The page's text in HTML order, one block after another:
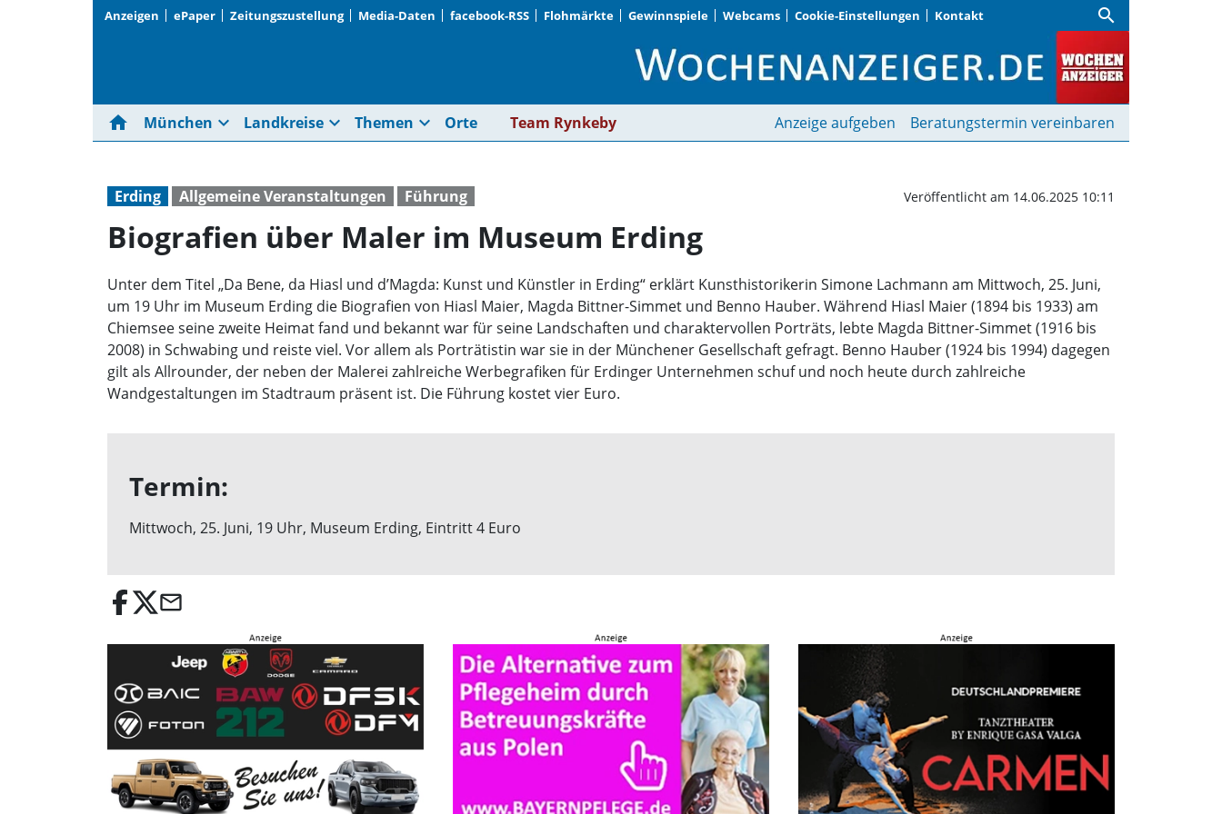
Anzeigen ePaper Zeitungszustellung Media-Daten facebook-RSS Flohmärkte Gewinnspiele Webcams Cookie-Einstellungen Kontakt search
Biografien über Maler im Museum Erding |
home München expand_more Landkreise expand_more Themen expand_more Orte Team Rynkeby Anzeige aufgeben Beratungstermin vereinbaren
Erding Allgemeine Veranstaltungen Führung Veröffentlicht am 14.06.2025 10:11
Biografien über Maler im Museum Erding
Unter dem Titel „Da Bene, da Hiasl und d’Magda: Kunst und Künstler in Erding“ erklärt Kunsthistorikerin Simone Lachmann am Mittwoch, 25. Juni,
um 19 Uhr im Museum Erding die Biografien von Hiasl Maier, Magda Bittner-Simmet und Benno Hauber. Während Hiasl Maier (1894 bis 1933) am
Chiemsee seine zweite Heimat fand und bekannt war für seine Landschaften und charaktervollen Porträts, lebte Magda Bittner-Simmet (1916 bis
2008) in Schwabing und reiste viel. Vor allem als Porträtistin war sie in der Münchener Gesellschaft gefragt. Benno Hauber (1924 bis 1994) dagegen
gilt als Allrounder, der neben der Malerei zahlreiche Werbegrafiken für Erdinger Unternehmen schuf und noch heute durch zahlreiche
Wandgestaltungen im Stadtraum präsent ist. Die Führung kostet vier Euro.
Termin:
Mittwoch, 25. Juni, 19 Uhr, Museum Erding, Eintritt 4 Euro
email